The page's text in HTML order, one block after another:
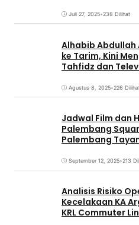
Juli 27, 2025•238 Dilihat
Alhabib Abdullah
ke Tarim, Kini
Tahfidz dan
Agustus 8, 2025•226
Jadwal Film dan
Palembang
Palembang
September 12, 2025•213
Analisis Risiko
Kecelakaan KA
KRL Commuter